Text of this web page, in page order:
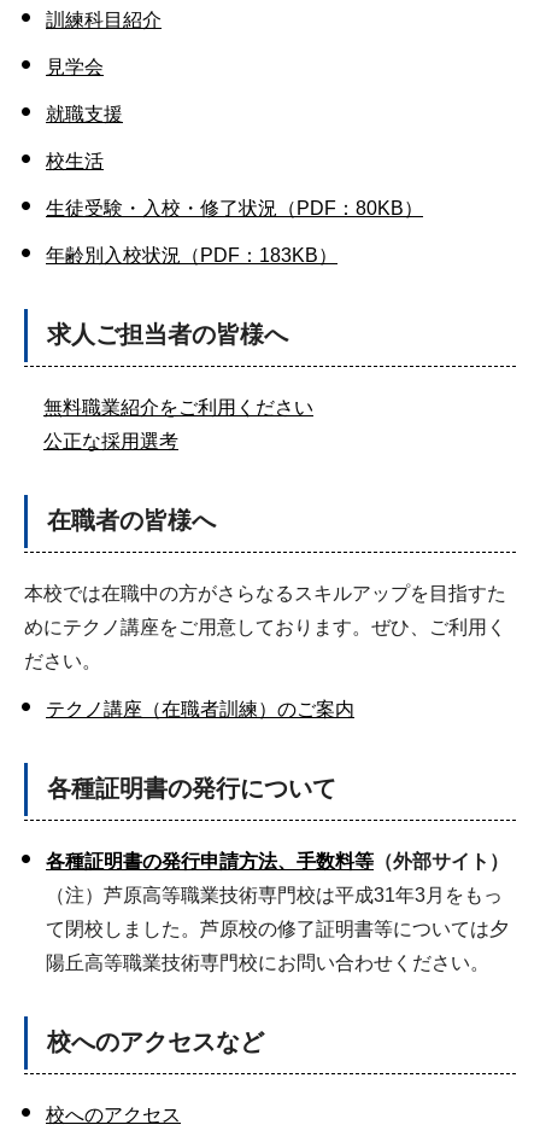
訓練科目紹介
見学会
就職支援
校生活
生徒受験・入校・修了状況（PDF：80KB）
年齢別入校状況（PDF：183KB）
求人ご担当者の皆様へ
無料職業紹介をご利用ください
公正な採用選考
在職者の皆様へ
本校では在職中の方がさらなるスキルアップを目指すた
めにテクノ講座をご用意しております。ぜひ、ご利用く
ださい。
テクノ講座（在職者訓練）のご案内
各種証明書の発行について
各種証明書の発行申請方法、手数料等 （外部サイト）
（注）芦原高等職業技術専門校は平成31年3月をもっ
て閉校しました。芦原校の修了証明書等については夕
陽丘高等職業技術専門校にお問い合わせください。
校へのアクセスなど
校へのアクセス